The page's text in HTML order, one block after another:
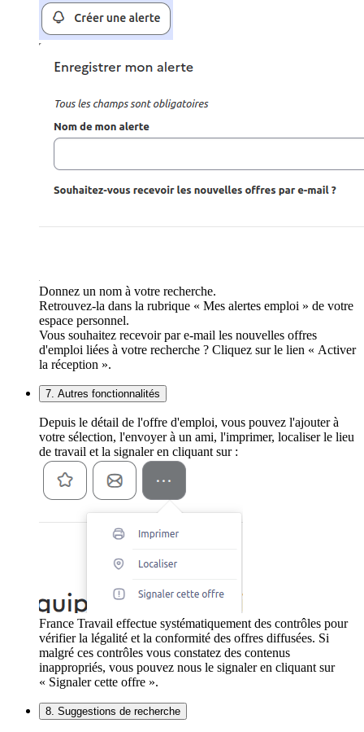
Donnez un nom à votre recherche.
Retrouvez-la dans la rubrique « Mes alertes emploi » de votre
espace personnel.
Vous souhaitez recevoir par e-mail les nouvelles offres
d'emploi liées à votre recherche ? Cliquez sur le lien « Activer
la réception ».
7. Autres fonctionnalités
Depuis le détail de l'offre d'emploi, vous pouvez l'ajouter à
votre sélection, l'envoyer à un ami, l'imprimer, localiser le lieu
de travail et la signaler en cliquant sur :
France Travail effectue systématiquement des contrôles pour
vérifier la légalité et la conformité des offres diffusées. Si
malgré ces contrôles vous constatez des contenus
inappropriés, vous pouvez nous le signaler en cliquant sur
« Signaler cette offre ».
8. Suggestions de recherche